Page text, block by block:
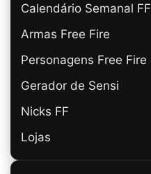
Calendário Semanal FF
Armas Free Fire
Personagens Free Fire
Gerador de Sensi
Nicks FF
Lojas